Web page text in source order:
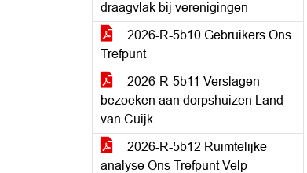
draagvlak bij verenigingen
2026-R-5b10 Gebruikers Ons
Trefpunt
2026-R-5b11 Verslagen
bezoeken aan dorpshuizen Land
van Cuijk
2026-R-5b12 Ruimtelijke
analyse Ons Trefpunt Velp